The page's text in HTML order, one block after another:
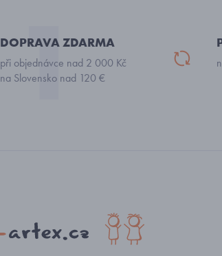
DOPRAVA ZDARMA
při objednávce nad 2 000 Kč
na Slovensko nad 120 €